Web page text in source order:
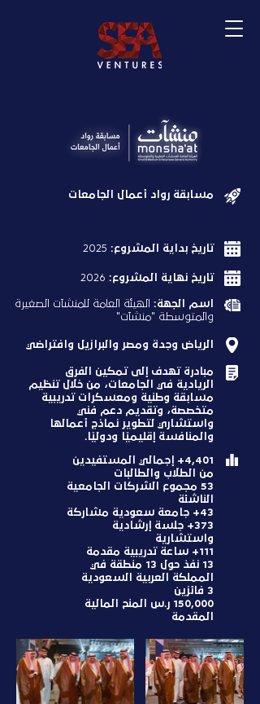
مسابقة رواد أعمال الجامعات
تاريخ بداية المشروع: 2025
تاريخ نهاية المشروع: 2026
اسم الجهة: الهيئة العامة للمنشآت الصغيرة
والمتوسطة "منشآت"
الرياض وجدة ومصر والبرازيل وافتراضي
مبادرة تهدف إلى تمكين الفرق
الريادية في الجامعات، من خلال تنظيم
مسابقة وطنية ومعسكرات تدريبية
متخصصة، وتقديم دعم فني
واستشاري لتطوير نماذج أعمالها
والمنافسة إقليميًا ودوليًا.
4,401+ إجمالي المستفيدين
من الطلاب والطالبات
53 مجموع الشركات الجامعية
الناشئة
43+ جامعة سعودية مشاركة
373+ جلسة إرشادية
واستشارية
111+ ساعة تدريبية مقدمة
13 نفذ حول 13 منطقة في
المملكة العربية السعودية
3 فائزين
150,000 ر.س المنح المالية
المقدمة